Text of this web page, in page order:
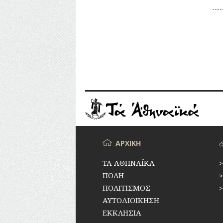
ΜενούΑΡΧΙΚΗ
ΤΑ ΑΘΗΝΑΪΚΑ
ΠΟΛΗ
ΠΟΛΙΤΙΣΜΟΣ
ΑΥΤΟΔΙΟΙΚΗΣΗ
ΕΚΚΛΗΣΙΑ